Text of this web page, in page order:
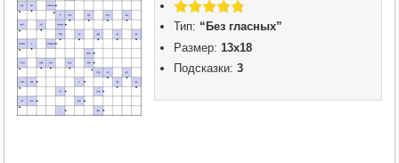
Тип: “Без гласных”
Размер: 13х18
Подсказки:3